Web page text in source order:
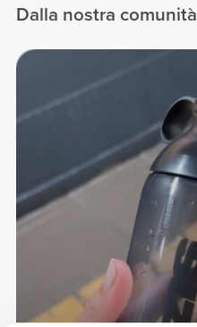
Dalla nostra comunità